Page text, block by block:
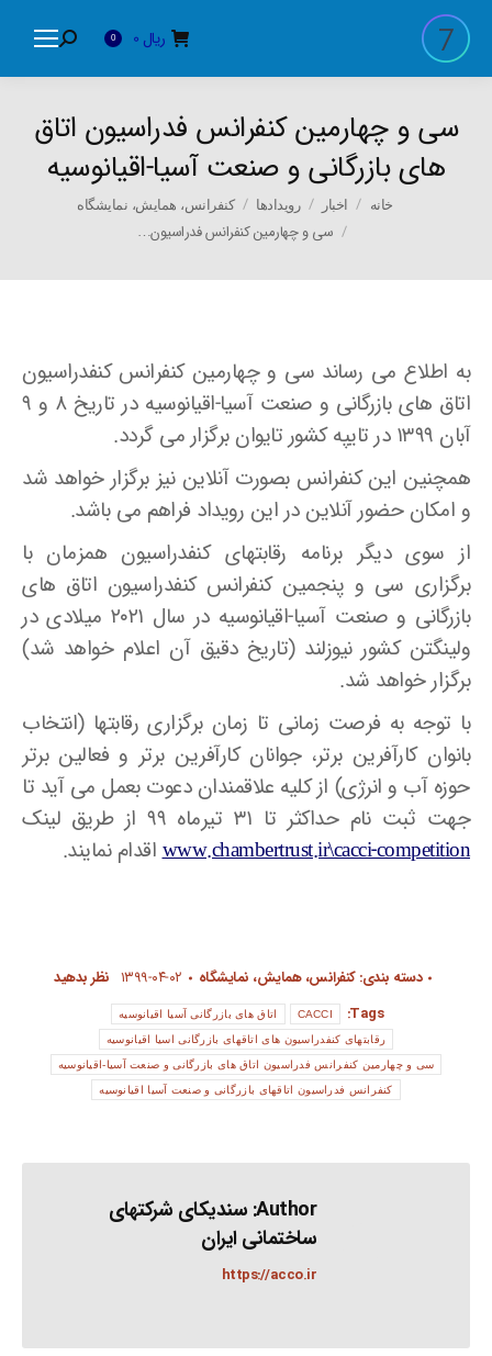
ریال 0
Search:
سی و چهارمین کنفرانس فدراسیون اتاق
های بازرگانی و صنعت آسیا-اقیانوسیه
You are here:
خانه اخبار رویدادها کنفرانس، همایش، نمایشگاه
سی و چهارمین کنفرانس فدراسیون…
به اطلاع می رساند سی و چهارمین کنفرانس کنفدراسیون
اتاق های بازرگانی و صنعت آسیا-اقیانوسیه در تاریخ ۸ و ۹
آبان ۱۳۹۹ در تایپه کشور تایوان برگزار می گردد.
همچنین این کنفرانس بصورت آنلاین نیز برگزار خواهد شد
و امکان حضور آنلاین در این رویداد فراهم می باشد.
از سوی دیگر برنامه رقابتهای کنفدراسیون همزمان با
برگزاری سی و پنجمین کنفرانس کنفدراسیون اتاق های
بازرگانی و صنعت آسیا-اقیانوسیه در سال ۲۰۲۱ میلادی در
ولینگتن کشور نیوزلند (تاریخ دقیق آن اعلام خواهد شد)
برگزار خواهد شد.
با توجه به فرصت زمانی تا زمان برگزاری رقابتها (انتخاب
بانوان کارآفرین برتر، جوانان کارآفرین برتر و فعالین برتر
حوزه آب و انرژی) از کلیه علاقمندان دعوت بعمل می آید تا
جهت ثبت نام حداکثر تا ۳۱ تیرماه ۹۹ از طریق لینک
www.chambertrust.ir\cacci-competitionاقدام نمایند.
دسته بندی:کنفرانس، همایش، نمایشگاه ۱۳۹۹-۰۴-۰۲ نظر بدهید
Tags:
CACCI اتاق های بازرگانی آسیا اقیانوسیه
رقابتهای کنفدراسیون های اتاقهای بازرگانی اسیا اقیانوسیه
سی و چهارمین کنفرانس فدراسیون اتاق های بازرگانی و صنعت آسیا-اقیانوسیه
کنفرانس فدراسیون اتاقهای بازرگانی و صنعت آسیا اقیانوسیه
Author: سندیکای شرکتهای
ساختمانی ایران
https://acco.ir